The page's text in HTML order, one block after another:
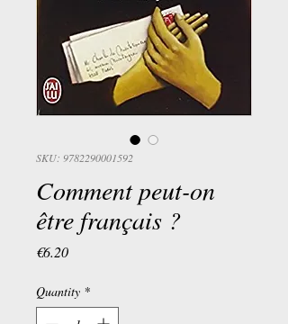
SKU: 9782290001592
Comment peut-on
être français ?
€6.20Price
Quantity *